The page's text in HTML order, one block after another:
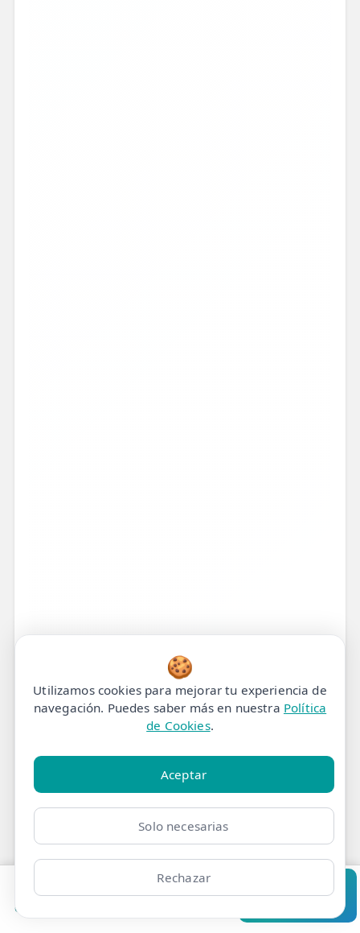
Clínicas
¿Fractura de Tobillo?
Inicia Aquí tu
Recuperación y Vuelve a
Moverte Sin Miedo
Sabemos por qué estás aquí.
Pedir cita Consultar
🍪
Utilizamos cookies para mejorar tu experiencia de
navegación. Puedes saber más en nuestra Política
de Cookies.
Aceptar
Solo necesarias
Rechazar